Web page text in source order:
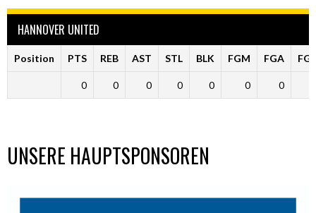
HANNOVER UNITED
Position PTS REB AST STL BLK FGM FGA
0 0 0 0 0 0 0
UNSERE HAUPTSPONSOREN